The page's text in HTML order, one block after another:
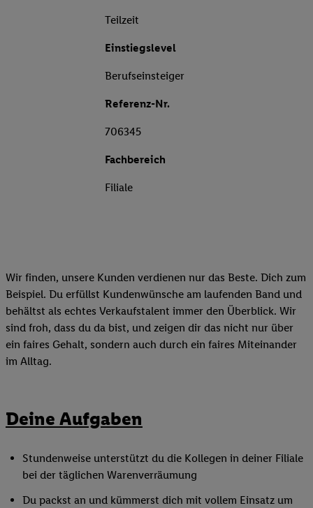
Teilzeit
Einstiegslevel
Berufseinsteiger
Referenz-Nr.
706345
Fachbereich
Filiale
Wir finden, unsere Kunden verdienen nur das Beste. Dich zum
Beispiel. Du erfüllst Kundenwünsche am laufenden Band und
behältst als echtes Verkaufstalent immer den Überblick. Wir
sind froh, dass du da bist, und zeigen dir das nicht nur über
ein faires Gehalt, sondern auch durch ein faires Miteinander
im Alltag.
Deine Aufgaben
Stundenweise unterstützt du die Kollegen in deiner Filiale
bei der täglichen Warenverräumung
Du packst an und kümmerst dich mit vollem Einsatz um